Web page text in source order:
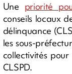
Une priorité
conseils locaux
délinquance
les sous-
collectivités
CLSPD.